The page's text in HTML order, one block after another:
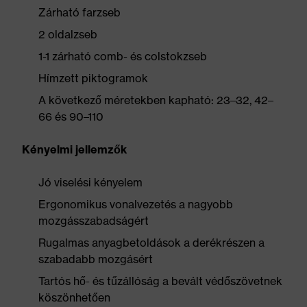
Zárható farzseb
2 oldalzseb
1-1 zárható comb- és colstokzseb
Hímzett piktogramok
A következő méretekben kapható: 23–32, 42–
66 és 90–110
Kényelmi jellemzők
Jó viselési kényelem
Ergonomikus vonalvezetés a nagyobb
mozgásszabadságért
Rugalmas anyagbetoldások a derékrészen a
szabadabb mozgásért
Tartós hő- és tűzállóság a bevált védőszövetnek
köszönhetően